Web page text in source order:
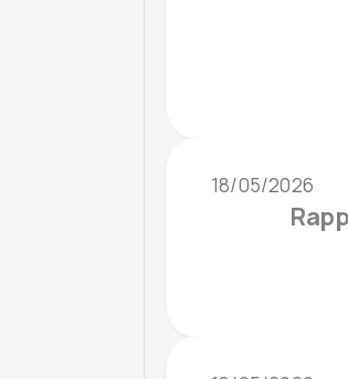
18/05/2026